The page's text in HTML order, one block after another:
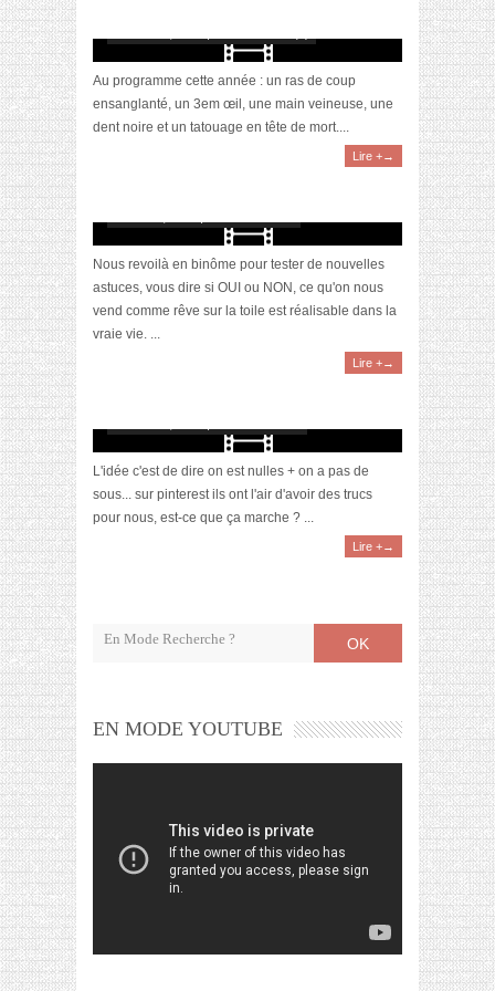
Au programme cette année : un ras de coup
ensanglanté, un 3em œil, une main veineuse, une
dent noire et un tatouage en tête de mort....
Lire +→
[Vidéo] Astuces Pinterest spécial Saint
Nous revoilà en binôme pour tester de nouvelles
astuces, vous dire si OUI ou NON, ce qu'on nous
vend comme rêve sur la toile est réalisable dans la
vraie vie. ...
Lire +→
L'idée c'est de dire on est nulles + on a pas de
sous... sur pinterest ils ont l'air d'avoir des trucs
pour nous, est-ce que ça marche ? ...
Lire +→
OK
EN MODE YOUTUBE